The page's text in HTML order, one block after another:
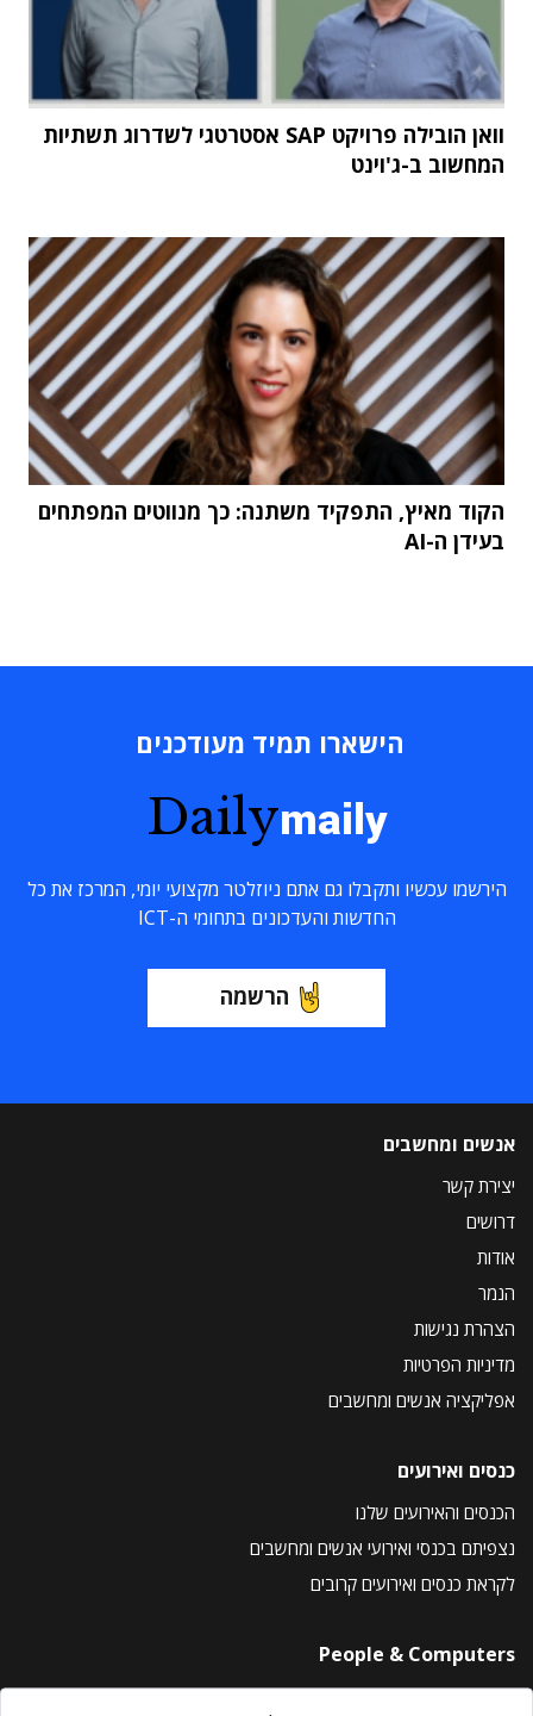
וואן הובילה פרויקט SAP אסטרטגי לשדרוג תשתיות
המחשוב ב-ג'וינט
הקוד מאיץ, התפקיד משתנה: כך מנווטים המפתחים
בעידן ה-AI
הישארו תמיד מעודכנים
Dailymaily
הירשמו עכשיו ותקבלו גם אתם ניוזלטר מקצועי יומי, המרכז את כל
החדשות והעדכונים בתחומי ה-ICT
הרשמה
אנשים ומחשבים
יצירת קשר
דרושים
אודות
הנמר
הצהרת נגישות
מדיניות הפרטיות
אפליקציה אנשים ומחשבים
כנסים ואירועים
הכנסים והאירועים שלנו
נצפיתם בכנסי ואירועי אנשים ומחשבים
לקראת כנסים ואירועים קרובים
People & Computers
About Us